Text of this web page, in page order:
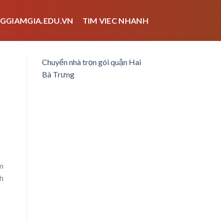
TIM VIEC NHANH
Chuyển nhà trọn gói quận Hai
Bà Trưng